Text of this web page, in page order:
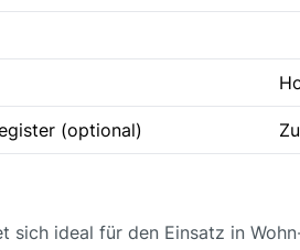
(optional)
sich ideal für den Einsatz in